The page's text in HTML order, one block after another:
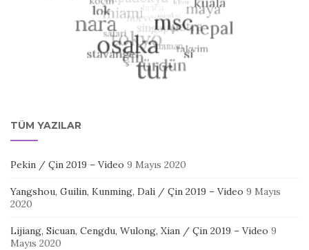
TÜM YAZILAR
Pekin / Çin 2019 – Video 9 Mayıs 2020
Yangshou, Guilin, Kunming, Dali / Çin 2019 – Video 9 Mayıs
2020
Lijiang, Sicuan, Cengdu, Wulong, Xian / Çin 2019 – Video 9
Mayıs 2020